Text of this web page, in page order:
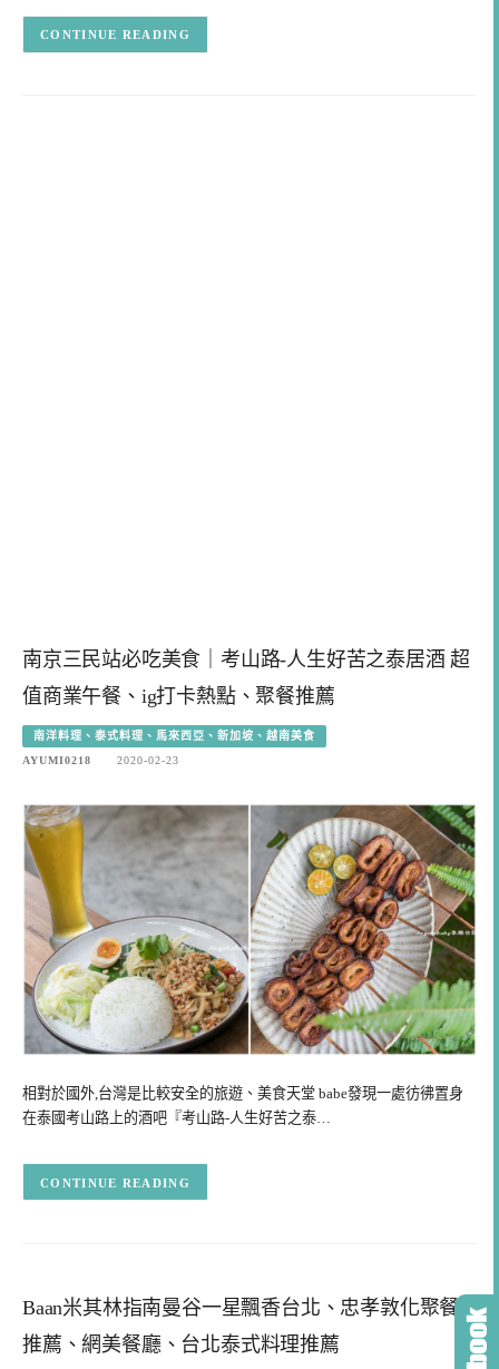
CONTINUE READING
南京三民站必吃美食｜考山路-人生好苦之泰居酒 超
值商業午餐、ig打卡熱點、聚餐推薦
南洋料理、泰式料理、馬來西亞、新加坡、越南美食
AYUMI0218
2020-02-23
相對於國外,台灣是比較安全的旅遊、美食天堂 babe發現一處彷彿置身
在泰國考山路上的酒吧『考山路-人生好苦之泰…
CONTINUE READING
Baan米其林指南曼谷一星飄香台北、忠孝敦化聚餐
推薦、網美餐廳、台北泰式料理推薦